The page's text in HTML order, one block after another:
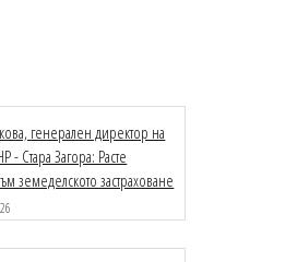
генерален директор на
- Стара Загора: Расте
земеделското застраховане